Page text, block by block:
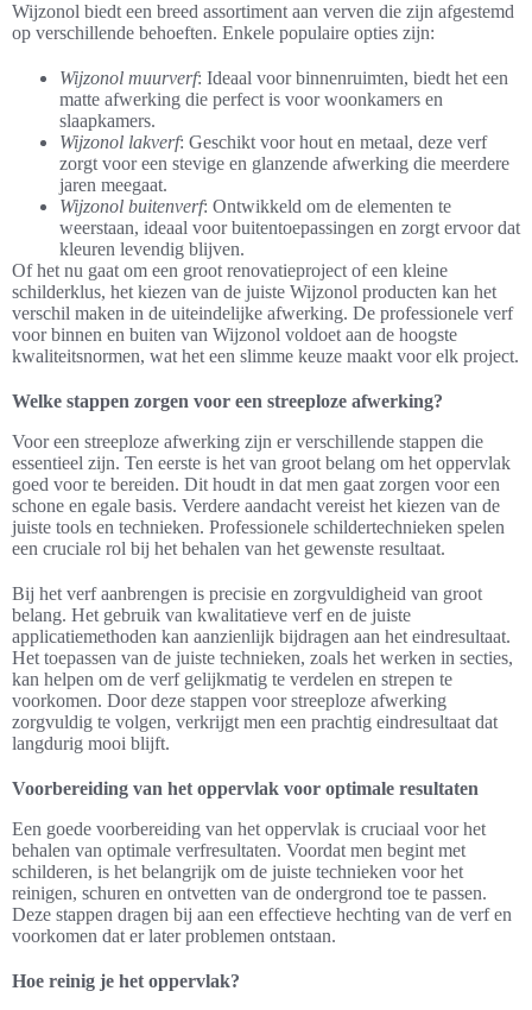
Wijzonol biedt een breed assortiment aan verven die zijn afgestemd
op verschillende behoeften. Enkele populaire opties zijn:
Wijzonol muurverf: Ideaal voor binnenruimten, biedt het een
matte afwerking die perfect is voor woonkamers en
slaapkamers.
Wijzonol lakverf: Geschikt voor hout en metaal, deze verf
zorgt voor een stevige en glanzende afwerking die meerdere
jaren meegaat.
Wijzonol buitenverf: Ontwikkeld om de elementen te
weerstaan, ideaal voor buitentoepassingen en zorgt ervoor dat
kleuren levendig blijven.
Of het nu gaat om een groot renovatieproject of een kleine
schilderklus, het kiezen van de juiste Wijzonol producten kan het
verschil maken in de uiteindelijke afwerking. De professionele verf
voor binnen en buiten van Wijzonol voldoet aan de hoogste
kwaliteitsnormen, wat het een slimme keuze maakt voor elk project.
Welke stappen zorgen voor een streeploze afwerking?
Voor een streeploze afwerking zijn er verschillende stappen die
essentieel zijn. Ten eerste is het van groot belang om het oppervlak
goed voor te bereiden. Dit houdt in dat men gaat zorgen voor een
schone en egale basis. Verdere aandacht vereist het kiezen van de
juiste tools en technieken. Professionele schildertechnieken spelen
een cruciale rol bij het behalen van het gewenste resultaat.
Bij het verf aanbrengen is precisie en zorgvuldigheid van groot
belang. Het gebruik van kwalitatieve verf en de juiste
applicatiemethoden kan aanzienlijk bijdragen aan het eindresultaat.
Het toepassen van de juiste technieken, zoals het werken in secties,
kan helpen om de verf gelijkmatig te verdelen en strepen te
voorkomen. Door deze stappen voor streeploze afwerking
zorgvuldig te volgen, verkrijgt men een prachtig eindresultaat dat
langdurig mooi blijft.
Voorbereiding van het oppervlak voor optimale resultaten
Een goede voorbereiding van het oppervlak is cruciaal voor het
behalen van optimale verfresultaten. Voordat men begint met
schilderen, is het belangrijk om de juiste technieken voor het
reinigen, schuren en ontvetten van de ondergrond toe te passen.
Deze stappen dragen bij aan een effectieve hechting van de verf en
voorkomen dat er later problemen ontstaan.
Hoe reinig je het oppervlak?